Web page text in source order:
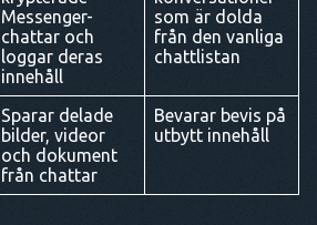
Messenger-
chattar och
loggar deras
innehåll
som är dolda
från den vanliga
chattlistan
Sparar delade
bilder, videor
och dokument
från chattar
Bevarar bevis på
utbytt innehåll